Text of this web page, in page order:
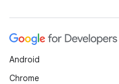
Android
Chrome